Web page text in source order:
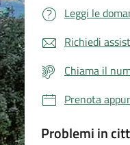
Leggi le
Richiedi
Chiama il
Prenota
Problemi in